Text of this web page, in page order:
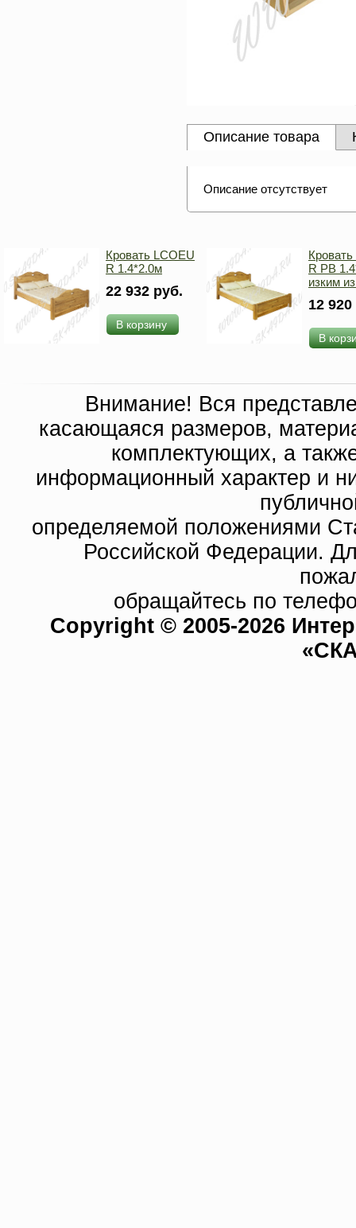
Описание товара
Описание отсутствует
Кровать LCOEU
R 1.4*2.0м
22 932 руб.
В корзину
R PB
изким
12
В
Внимание! Вся
касающаяся размеров,
комплектующих, а
информационный характер и
определяемой положениями
Российской Федерации.
обращайтесь по
Copyright © 2005-2026